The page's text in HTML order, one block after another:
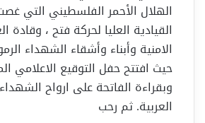
الهلال الأحمر الفلسطيني التي
القيادية العليا لحركة فتح ،
الامنية وأبناء وأشقاء الشهداء
حيث افتتح حفل التوقيع الاعلامي
وبقراءة الفاتحة على ارواح
العربية. ثم رحب